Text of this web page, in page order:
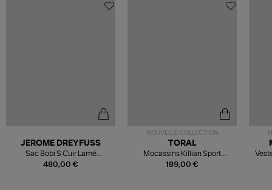
480,00 €
JEROME DREYFUSS
Sac Bobi S Cuir Lamé
Champagne
NOUVELLE COLLECTION
189,00 €
TORAL
Mocassins Killian Sport
Mousse